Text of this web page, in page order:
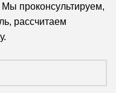
Мы проконсультируем,
рассчитаем